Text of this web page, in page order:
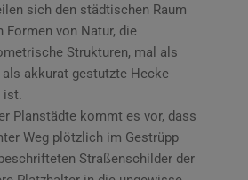
sich den städtischen Raum
Formen von Natur, die
Strukturen, mal als
als akkurat gestutzte Hecke
ist.
Planstädte kommt es vor, dass
Weg plötzlich im Gestrüpp
Straßenschilder der